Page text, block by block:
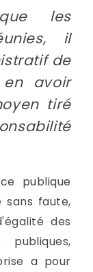
les
il
de
avoir
tiré
publique
sans faute,
des
a pour